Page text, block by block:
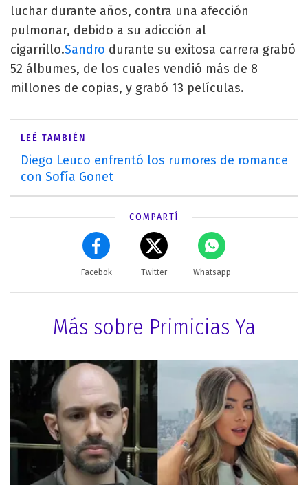
luchar durante años, contra una afección
pulmonar, debido a su adicción al
cigarrillo.Sandro durante su exitosa carrera grabó
52 álbumes, de los cuales vendió más de 8
millones de copias, y grabó 13 películas.
LEÉ TAMBIÉN
Diego Leuco enfrentó los rumores de romance
con Sofía Gonet
COMPARTÍ
Facebok Twitter Whatsapp
Más sobre Primicias Ya